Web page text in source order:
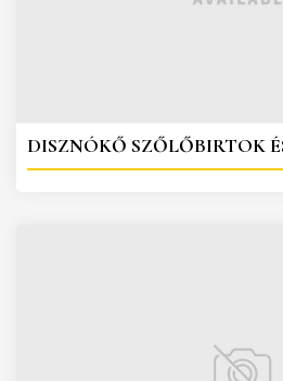
DISZNÓKŐ SZŐLŐBIRTOK